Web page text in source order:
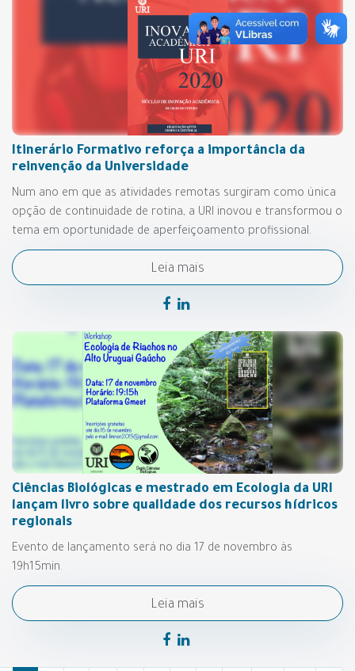
Itinerário Formativo reforça a importância da
reinvenção da Universidade
Num ano em que as atividades remotas surgiram como única
opção de continuidade de rotina, a URI inovou e transformou o
tema em oportunidade de aperfeiçoamento profissional.
Leia mais
Ciências Biológicas e mestrado em Ecologia da URI
lançam livro sobre qualidade dos recursos hídricos
regionais
Evento de lançamento será no dia 17 de novembro às
19h15min.
Leia mais